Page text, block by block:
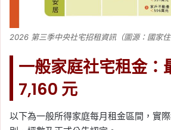
2026 第三季中央社宅招租資訊（圖源：國家住
一般家庭社宅租金：
7,160 元
以下為一般所得家庭每月租金區間，實